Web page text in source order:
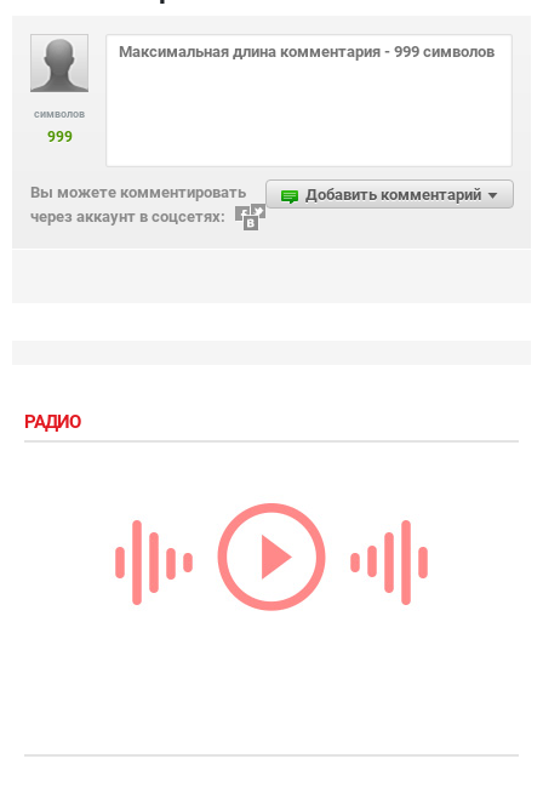
символов
999
Добавить комментарий
Вы можете комментировать
через аккаунт в соцсетях:
РАДИО